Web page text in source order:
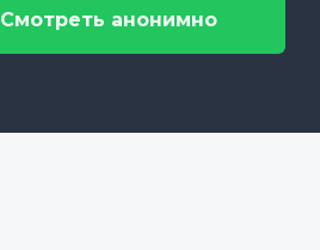
Смотреть анонимно